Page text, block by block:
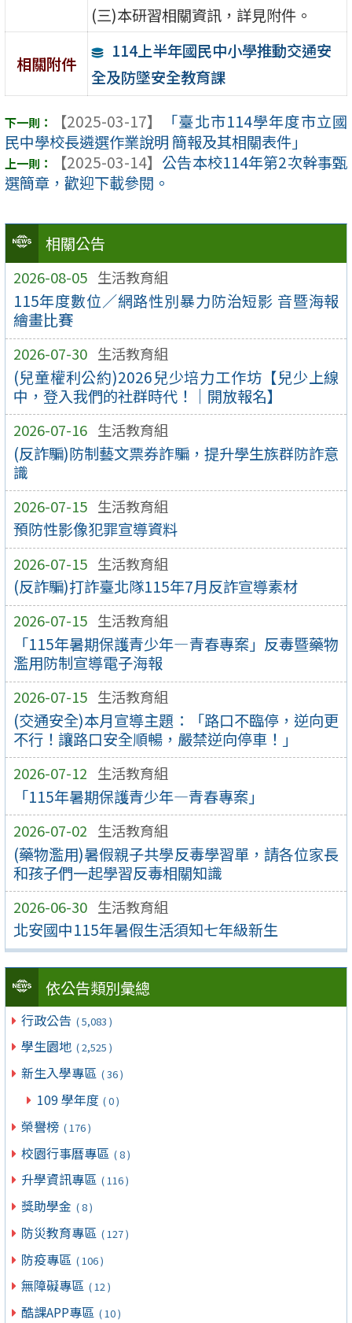
相關公告
2026-08-05 生活教育組
115年度數位／網路性別暴力防治短影 音暨海報
繪畫比賽
2026-07-30 生活教育組
(兒童權利公約)2026兒少培力工作坊【兒少上線
中，登入我們的社群時代！｜開放報名】
2026-07-16 生活教育組
(反詐騙)防制藝文票券詐騙，提升學生族群防詐意
識
2026-07-15 生活教育組
預防性影像犯罪宣導資料
2026-07-15 生活教育組
(反詐騙)打詐臺北隊115年7月反詐宣導素材
2026-07-15 生活教育組
「115年暑期保護青少年—青春專案」反毒暨藥物
濫用防制宣導電子海報
2026-07-15 生活教育組
(交通安全)本月宣導主題：「路口不臨停，逆向更
不行！讓路口安全順暢，嚴禁逆向停車！」
2026-07-12 生活教育組
「115年暑期保護青少年—青春專案」
2026-07-02 生活教育組
(藥物濫用)暑假親子共學反毒學習單，請各位家長
和孩子們一起學習反毒相關知識
2026-06-30 生活教育組
北安國中115年暑假生活須知七年級新生
依公告類別彙總
行政公告 ( 5,083 )
學生園地 ( 2,525 )
新生入學專區 ( 36 )
109 學年度 ( 0 )
榮譽榜 ( 176 )
校園行事曆專區 ( 8 )
升學資訊專區 ( 116 )
獎助學金 ( 8 )
防災教育專區 ( 127 )
防疫專區 ( 106 )
無障礙專區 ( 12 )
酷課APP專區 ( 10 )
(三)本研習相關資訊，詳見附件。
相關附件
114上半年國民中小學推動交通安
全及防墜安全教育課
【2025-03-17】
「臺北市114學年度市立國
民中學校長遴選作業說明 簡報及其相關表件」
【2025-03-14】 公告本校114年第2次幹事甄
選簡章，歡迎下載參閱。